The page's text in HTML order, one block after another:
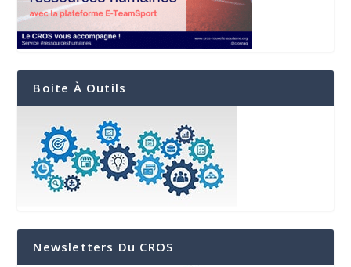
Boite À Outils
Newsletters Du CROS